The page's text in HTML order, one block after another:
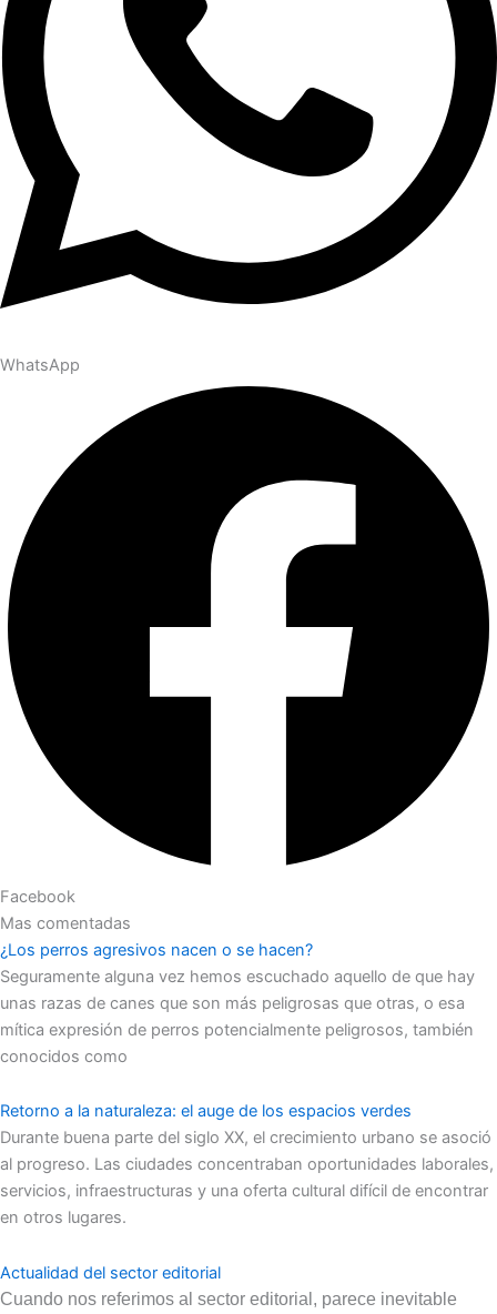
WhatsApp
Facebook
Mas comentadas
¿Los perros agresivos nacen o se hacen?
Seguramente alguna vez hemos escuchado aquello de que hay
unas razas de canes que son más peligrosas que otras, o esa
mítica expresión de perros potencialmente peligrosos, también
conocidos como
Retorno a la naturaleza: el auge de los espacios verdes
Durante buena parte del siglo XX, el crecimiento urbano se asoció
al progreso. Las ciudades concentraban oportunidades laborales,
servicios, infraestructuras y una oferta cultural difícil de encontrar
en otros lugares.
Actualidad del sector editorial
Cuando nos referimos al sector editorial, parece inevitable